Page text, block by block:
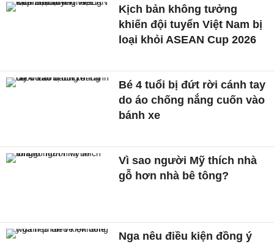
Kịch bản không tưởng
khiến đội tuyển Việt Nam bị
loại khỏi ASEAN Cup 2026
Bé 4 tuổi bị đứt rời cánh tay
do áo chống nắng cuốn vào
bánh xe
Vì sao người Mỹ thích nhà
gỗ hơn nhà bê tông?
Nga nêu điều kiện đồng ý